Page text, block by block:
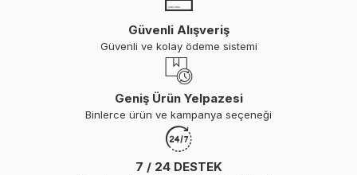
Güvenli Alışveriş
Güvenli ve kolay ödeme sistemi
Geniş Ürün Yelpazesi
Binlerce ürün ve kampanya seçeneği
7 / 24 DESTEK